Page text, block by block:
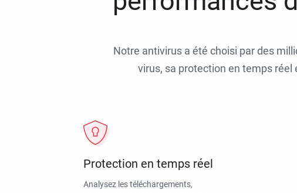
Notre antivirus a été choisi par des
virus, sa protection en temps
Protection en temps réel
Analysez les téléchargements,